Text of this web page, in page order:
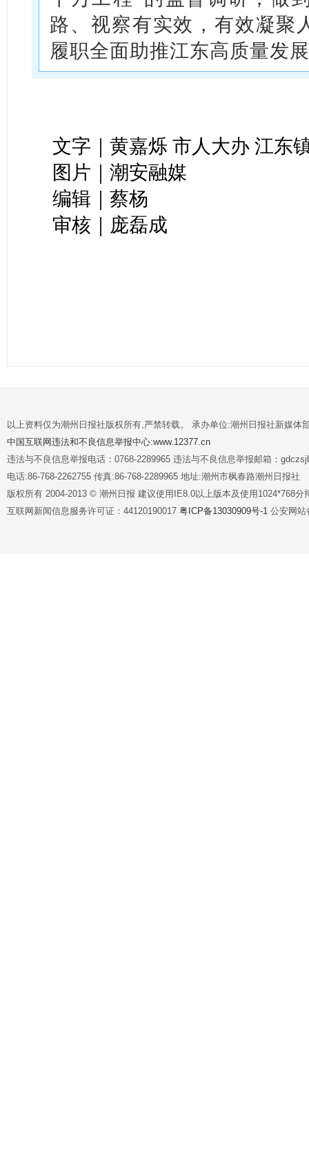
路、视察有实效，有效凝聚
履职全面助推江东高质量发
文字｜黄嘉烁 市人大办 江东
图片｜潮安融媒
编辑｜蔡杨
审核｜庞磊成
以上资料仅为潮州日报社版权所有,严禁转载。 承办单位:潮州日报社新媒体
中国互联网违法和不良信息举报中心:www.12377.cn
违法与不良信息举报电话：0768-2289965 违法与不良信息举报邮箱：
电话:86-768-2262755 传真:86-768-2289965 地址:潮州市枫春路潮州日报社
版权所有 2004-2013 © 潮州日报 建议使用IE8.0以上版本及使用1024*768分
互联网新闻信息服务许可证：44120190017 粤ICP备13030909号-1 公安网站